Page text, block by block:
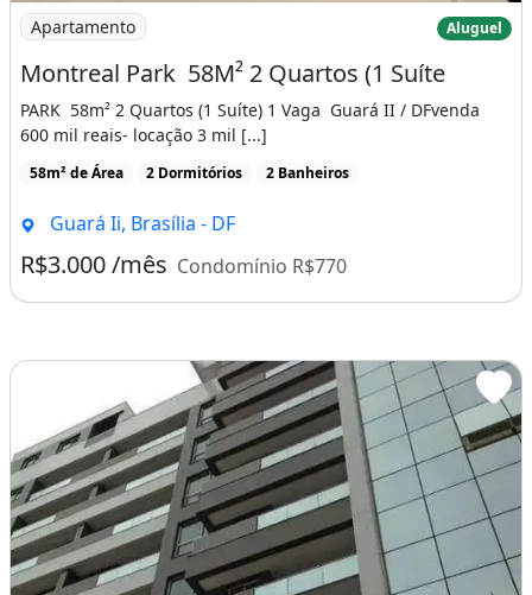
Imagem: Montreal Park  58M² 2 Quartos (1 Suíte
Apartamento Aluguel
Montreal Park  58M² 2 Quartos (1 Suíte
PARK  58m² 2 Quartos (1 Suíte) 1 Vaga  Guará II / DFvenda
600 mil reais- locação 3 mil [...]
58m² de Área 2 Dormitórios 2 Banheiros
Guará Ii, Brasília - DF
R$3.000 /mês Condomínio R$770